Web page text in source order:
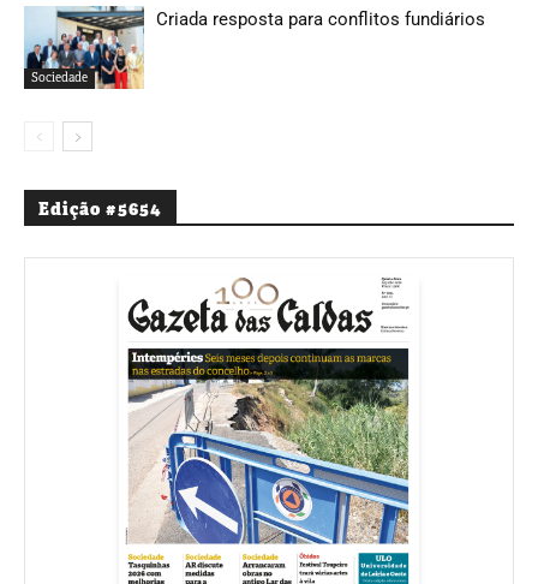
Sociedade
Criada resposta para conflitos fundiários
Edição #5654